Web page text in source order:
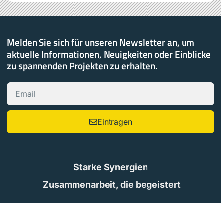
Melden Sie sich für unseren Newsletter an, um
aktuelle Informationen, Neuigkeiten oder Einblicke
zu spannenden Projekten zu erhalten.
Eintragen
Starke Synergien
Zusammenarbeit, die begeistert